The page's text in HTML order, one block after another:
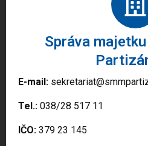
Správa
E-mail:
Tel.: 038/28 517 11
IČO: 379 23 145